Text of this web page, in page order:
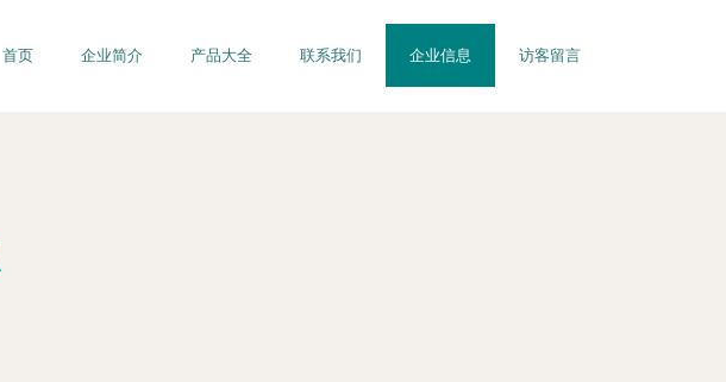
首页 企业简介 产品大全 联系我们 企业信息 访客留言